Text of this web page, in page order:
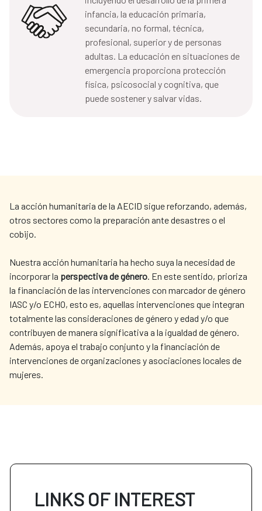
infancia, la educación primaria,
secundaria, no formal, técnica,
profesional, superior y de personas
adultas. La educación en situaciones de
emergencia proporciona protección
física, psicosocial y cognitiva, que
puede sostener y salvar vidas.
La acción humanitaria de la AECID sigue reforzando, además,
otros sectores como la preparación ante desastres o el
cobijo.
Nuestra acción humanitaria ha hecho suya la necesidad de
incorporar la perspectiva de género. En este sentido, prioriza
la financiación de las intervenciones con marcador de género
IASC y/o ECHO, esto es, aquellas intervenciones que integran
totalmente las consideraciones de género y edad y/o que
contribuyen de manera significativa a la igualdad de género.
Además, apoya el trabajo conjunto y la financiación de
intervenciones de organizaciones y asociaciones locales de
mujeres.
LINKS OF INTEREST